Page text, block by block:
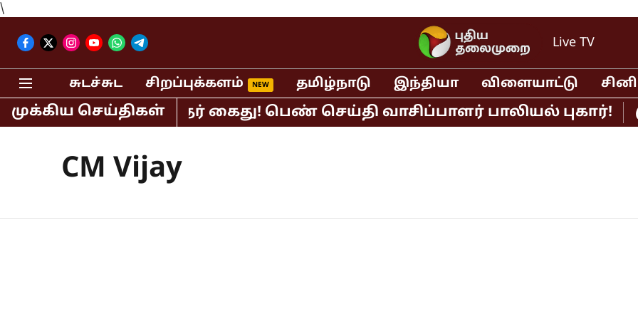
\
Live TV
சுடச்சுட சிறப்புக்களம் தமிழ்நாடு இந்தியா விளையாட்டு
முக்கிய செய்திகள்
பி.ஆர்.சுந்தர் கைது! பெண் செய்தி வாசிப்பாளர் பாலியல் புகார்!
CM Vijay